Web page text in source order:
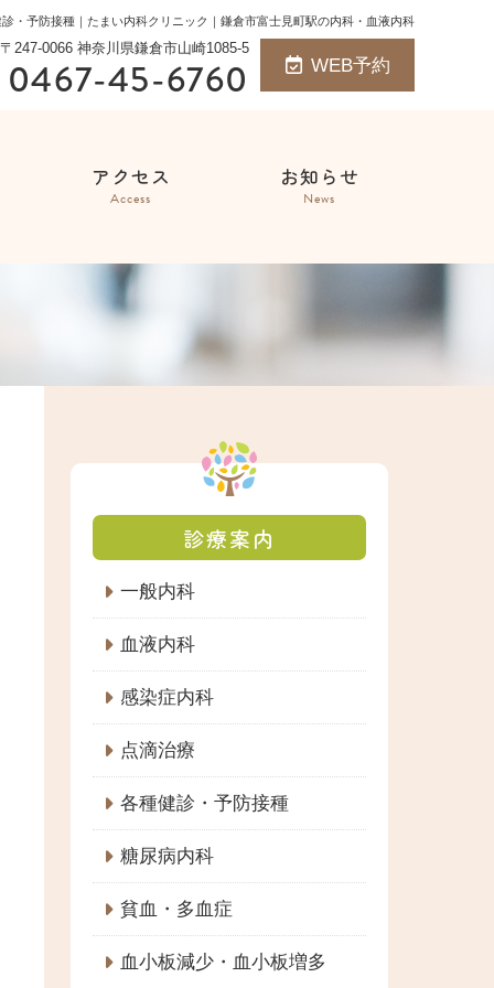
・予防接種｜たまい内科クリニック｜鎌倉市富士見町駅の内科・血液内科
〒247-0066 神奈川県鎌倉市山崎1085-5
0467-45-6760 WEB予約
アクセス
Access
お知らせ
News
診療案内
一般内科
血液内科
感染症内科
点滴治療
各種健診・予防接種
糖尿病内科
貧血・多血症
血小板減少・血小板増多